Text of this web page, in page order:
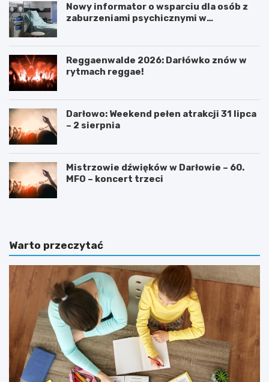
Nowy informator o wsparciu dla osób z
zaburzeniami psychicznymi w
Reggaenwalde 2026: Darłówko znów w
rytmach reggae!
Darłowo: Weekend pełen atrakcji 31 lipca
– 2 sierpnia
Mistrzowie dźwięków w Darłowie – 60.
MFO – koncert trzeci
Warto przeczytać